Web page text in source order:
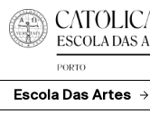
Escola Das Artes